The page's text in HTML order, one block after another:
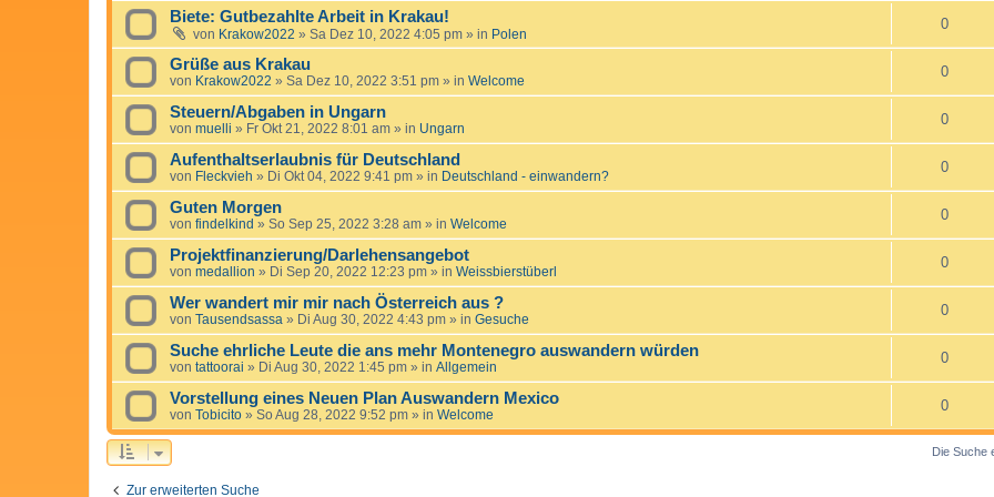
Biete: Gutbezahlte Arbeit in Krakau!
von Krakow2022 » Sa Dez 10, 2022 4:05 pm » in Polen
0
Grüße aus Krakau
von Krakow2022 » Sa Dez 10, 2022 3:51 pm » in Welcome
0
Steuern/Abgaben in Ungarn
von muelli » Fr Okt 21, 2022 8:01 am » in Ungarn
0
Aufenthaltserlaubnis für Deutschland
von Fleckvieh » Di Okt 04, 2022 9:41 pm » in Deutschland - einwandern?
0
Guten Morgen
von findelkind » So Sep 25, 2022 3:28 am » in Welcome
0
Projektfinanzierung/Darlehensangebot
von medallion » Di Sep 20, 2022 12:23 pm » in Weissbierstüberl
0
Wer wandert mir mir nach Österreich aus ?
von Tausendsassa » Di Aug 30, 2022 4:43 pm » in Gesuche
0
Suche ehrliche Leute die ans mehr Montenegro auswandern würden
von tattoorai » Di Aug 30, 2022 1:45 pm » in Allgemein
0
Vorstellung eines Neuen Plan Auswandern Mexico
von Tobicito » So Aug 28, 2022 9:52 pm » in Welcome
0
Die Suche
Zur erweiterten Suche